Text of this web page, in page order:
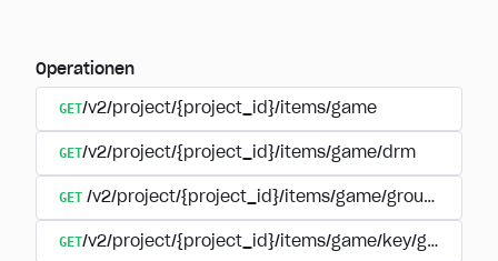
Operationen
GET/v2/project/{project_id}/items/game
GET/v2/project/{project_id}/items/game/drm
GET /v2/project/{project_id}/items/game/group/
GET/v2/project/{project_id}/items/game/key/group/